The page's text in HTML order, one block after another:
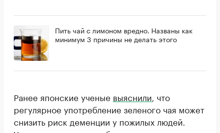
Пить чай с лимоном вредно. Названы как
минимум 3 причины не делать этого
Ранее японские ученые выяснили , что
регулярное употребление зеленого чая может
снизить риск деменции у пожилых людей.